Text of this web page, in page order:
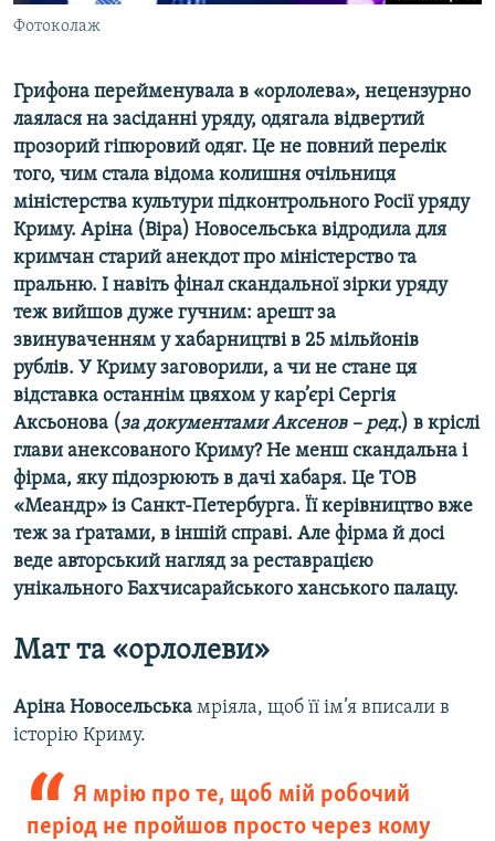
Усі сайти RFE/RL
Фотоколаж
Грифона перейменувала в «орлолева», нецензурно
лаялася на засіданні уряду, одягала відвертий
прозорий гіпюровий одяг. Це не повний перелік
того, чим стала відома колишня очільниця
міністерства культури підконтрольного Росії уряду
Криму. Аріна (Віра) Новосельська відродила для
кримчан старий анекдот про міністерство та
пральню. І навіть фінал скандальної зірки уряду
теж вийшов дуже гучним: арешт за
звинуваченням у хабарництві в 25 мільйонів
рублів. У Криму заговорили, а чи не стане ця
відставка останнім цвяхом у кар’єрі Сергія
Аксьонова (за документами Аксенов – ред.) в кріслі
глави анексованого Криму? Не менш скандальна і
фірма, яку підозрюють в дачі хабаря. Це ТОВ
«Меандр» із Санкт-Петербурга. Її керівництво вже
теж за ґратами, в іншій справі. Але фірма й досі
веде авторський нагляд за реставрацією
унікального Бахчисарайського ханського палацу.
Мат та «орлолеви»
Аріна Новосельська мріяла, щоб її ім’я вписали в
історію Криму.
Я мрію про те, щоб мій робочий
період не пройшов просто через кому